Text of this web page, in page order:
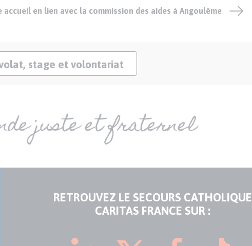
accueil en lien avec la commission des aides à Angoulême
offres
stage et volontariat
RETROUVEZ LE SECOURS CATHOLIQUE
CARITAS FRANCE SUR :